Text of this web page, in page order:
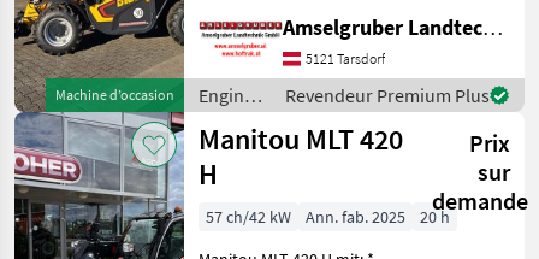
Machine d’occasion
Kg Traglast -578cm
Hubhöhe
Werkzeugunterkante -Unter
200cm Bauhöhe -75 PS 4
Zylind
Amselgruber Landtechnik GmbH
5121 Tarsdorf
Engins
de
chantier
/ Dieci
Revendeur Premium Plus
Manitou MLT 420
H
Prix
sur
demande
57 ch/42 kW Ann. fab. 2025
20 h